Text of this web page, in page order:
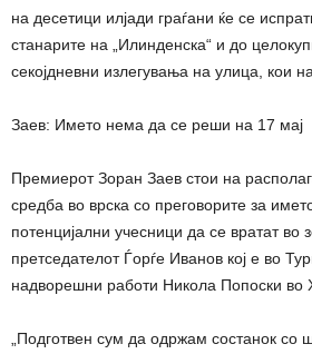
на десетици илјади граѓани ќе се
станарите на „Илинденска“ и до
секојдневни излегувања на улица, кои
Заев: Името нема да се реши на 17 мај
Премиерот Зоран Заев стои на
средба во врска со преговорите за
потенцијални учесници да се вратат во
претседателот Ѓорѓе Иванов кој е во
надворешни работи Никола Попоски во
„Подготвен сум да одржам состанок со